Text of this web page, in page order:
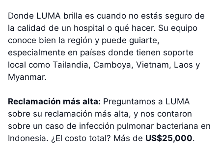
Donde LUMA brilla es cuando no estás seguro de
la calidad de un hospital o qué hacer. Su equipo
conoce bien la región y puede guiarte,
especialmente en países donde tienen soporte
local como Tailandia, Camboya, Vietnam, Laos y
Myanmar.
Reclamación más alta: Preguntamos a LUMA
sobre su reclamación más alta, y nos contaron
sobre un caso de infección pulmonar bacteriana en
Indonesia. ¿El costo total? Más de US$25,000.